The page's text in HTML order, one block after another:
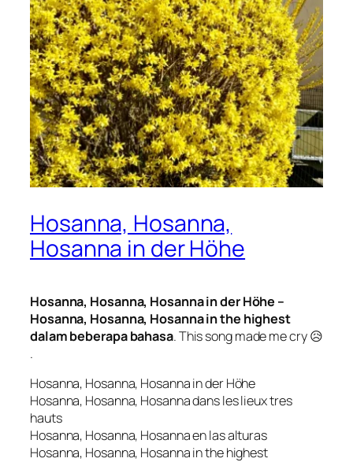
Hosanna, Hosanna,
Hosanna in der Höhe
Hosanna, Hosanna, Hosanna in der Höhe –
Hosanna, Hosanna, Hosanna in the highest
dalam beberapa bahasa. This song made me cry 😥
.
Hosanna, Hosanna, Hosanna in der Höhe
Hosanna, Hosanna, Hosanna dans les lieux tres
hauts
Hosanna, Hosanna, Hosanna en las alturas
Hosanna, Hosanna, Hosanna in the highest